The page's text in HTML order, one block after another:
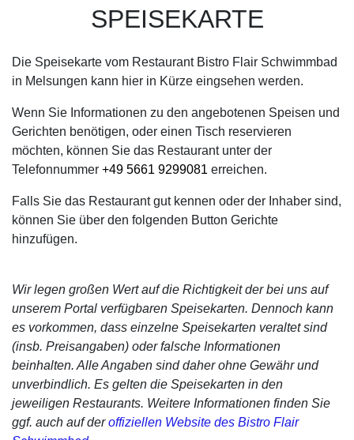
SPEISEKARTE
Die Speisekarte vom Restaurant Bistro Flair Schwimmbad
in Melsungen kann hier in Kürze eingsehen werden.
Wenn Sie Informationen zu den angebotenen Speisen und
Gerichten benötigen, oder einen Tisch reservieren
möchten, können Sie das Restaurant unter der
Telefonnummer +49 5661 9299081 erreichen.
Falls Sie das Restaurant gut kennen oder der Inhaber sind,
können Sie über den folgenden Button Gerichte
hinzufügen.
Wir legen großen Wert auf die Richtigkeit der bei uns auf
unserem Portal verfügbaren Speisekarten. Dennoch kann
es vorkommen, dass einzelne Speisekarten veraltet sind
(insb. Preisangaben) oder falsche Informationen
beinhalten. Alle Angaben sind daher ohne Gewähr und
unverbindlich. Es gelten die Speisekarten in den
jeweiligen Restaurants. Weitere Informationen finden Sie
ggf. auch auf deroffiziellen Website des Bistro Flair